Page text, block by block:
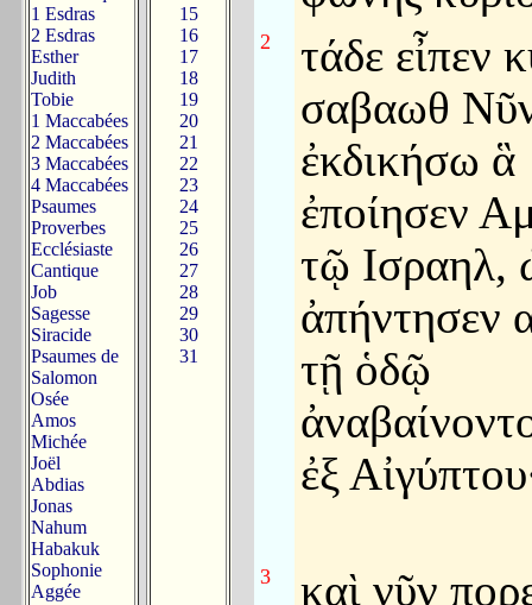
1 Esdras
2 Esdras
Esther
Judith
Tobie
1 Maccabées
2 Maccabées
3 Maccabées
4 Maccabées
Psaumes
Proverbes
Ecclésiaste
Cantique
Job
Sagesse
Siracide
Psaumes de
Salomon
Osée
Amos
Michée
Joël
Abdias
Jonas
Nahum
Habakuk
Sophonie
Aggée
15
16
17
18
19
20
21
22
23
24
25
26
27
28
29
30
31
2
τάδε εἶπεν
σαβαωθ
ἐκδικήσω ἃ
ἐποίησεν
τῷ Ισραηλ,
ἀπήντησεν
τῇ ὁδῷ
ἐξ
3
καὶ νῦν